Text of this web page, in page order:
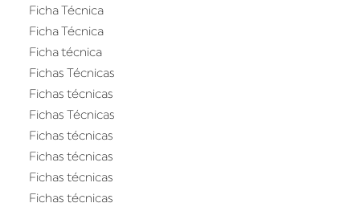
Ficha Técnica
Ficha Técnica
Ficha técnica
Fichas Técnicas
Fichas técnicas
Fichas Técnicas
Fichas técnicas
Fichas técnicas
Fichas técnicas
Fichas técnicas